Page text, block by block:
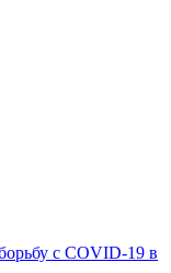
с COVID-19 в